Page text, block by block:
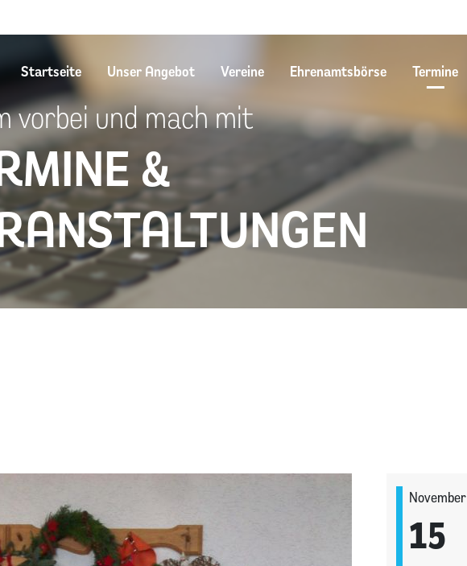
Startseite Unser Angebot Vereine Ehrenamtsbörse Termine
&
vorbei und mach mit
November
15